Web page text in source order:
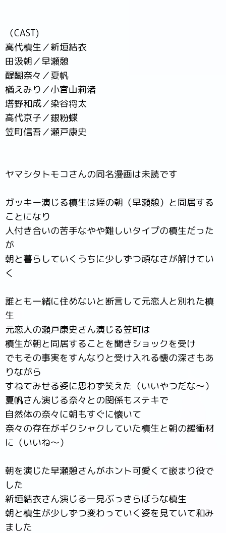
（CAST)
高代槙生／新垣結衣
田汲朝／早瀬憩
醍醐奈々／夏帆
楢えみり／小宮山莉渚
塔野和成／染谷将太
高代京子／銀粉蝶
笠町信吾／瀬戸康史
ヤマシタトモコさんの同名漫画は未読です
ガッキー演じる槙生は姪の朝（早瀬憩）と同居する
ことになり
人付き合いの苦手なやや難しいタイプの槙生だった
が
朝と暮らしていくうちに少しずつ頑なさが解けてい
く
誰とも一緒に住めないと断言して元恋人と別れた槙
生
元恋人の瀬戸康史さん演じる笠町は
槙生が朝と同居することを聞きショックを受け
でもその事実をすんなりと受け入れる懐の深さもあ
りながら
すねてみせる姿に思わず笑えた（いいやつだな～）
夏帆さん演じる奈々との関係もステキで
自然体の奈々に朝もすぐに懐いて
奈々の存在がギクシャクしていた槙生と朝の緩衝材
に（いいね～）
朝を演じた早瀬憩さんがホント可愛くて嵌まり役で
した
新垣結衣さん演じる一見ぶっきらぼうな槙生
朝と槙生が少しずつ変わっていく姿を見ていて和み
ました